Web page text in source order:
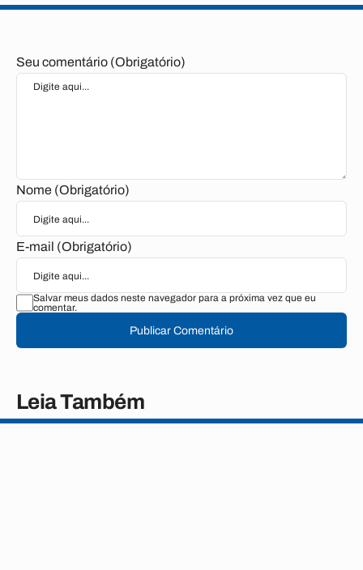
Seu comentário (Obrigatório)
Nome (Obrigatório)
E-mail (Obrigatório)
Salvar meus dados neste navegador para a próxima vez que eu
comentar.
Publicar Comentário
Leia Também